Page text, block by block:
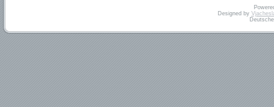
Designed by